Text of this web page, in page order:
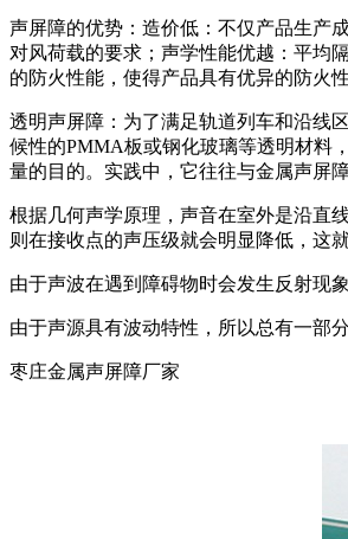
声屏障的优势：造价低：不仅产品生产
对风荷载的要求；声学性能优越：平均
的防火性能，使得产品具有优异的防火
透明声屏障：为了满足轨道列车和沿线
候性的PMMA板或钢化玻璃等透明材料
量的目的。实践中，它往往与金属声屏
根据几何声学原理，声音在室外是沿直
则在接收点的声压级就会明显降低，这
由于声波在遇到障碍物时会发生反射现
由于声源具有波动特性，所以总有一部
枣庄金属声屏障厂家